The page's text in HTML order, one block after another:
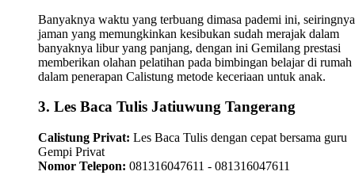
Banyaknya waktu yang terbuang dimasa pademi ini, seiringnya
jaman yang memungkinkan kesibukan sudah merajak dalam
banyaknya libur yang panjang, dengan ini Gemilang prestasi
memberikan olahan pelatihan pada bimbingan belajar di rumah
dalam penerapan Calistung metode keceriaan untuk anak.
3. Les Baca Tulis Jatiuwung Tangerang
Calistung Privat: Les Baca Tulis dengan cepat bersama guru
Gempi Privat
Nomor Telepon: 081316047611 - 081316047611